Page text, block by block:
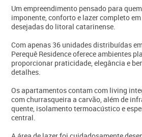
Um empreendimento pensado para
imponente, conforto e lazer completo
desejadas do litoral catarinense.
Com apenas 36 unidades distribuídas
Perequê Residence oferece ambientes
proporcionar praticidade, elegância e
detalhes.
Os apartamentos contam com living
com churrasqueira a carvão, além de
quente, isolamento termoacústico e
central.